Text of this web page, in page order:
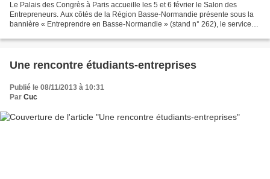
Le Palais des Congrès à Paris accueille les 5 et 6 février le Salon des
Entrepreneurs. Aux côtés de la Région Basse-Normandie présente sous la
bannière « Entreprendre en Basse-Normandie » (stand n° 262), le service
Une rencontre étudiants-entreprises
Publié le 08/11/2013 à 10:31
Par Cuc